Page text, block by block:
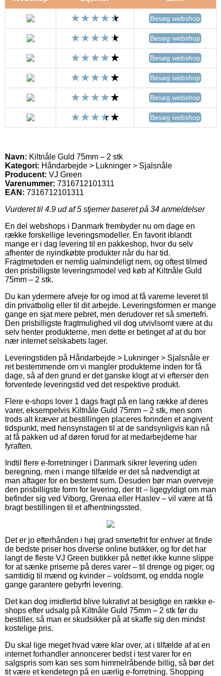
Besøg webshop
Besøg webshop
Besøg webshop
Besøg webshop
Besøg webshop
Besøg webshop
Navn: Kiltnåle Guld 75mm – 2 stk
Kategori: Håndarbejde > Lukninger > Sjalsnåle
Producent: VJ Green
Varenummer: 7316712101311
EAN: 7316712101311
Vurderet til 4.9 ud af 5 stjerner baseret på 34 anmeldelser
En del webshops i Danmark frembyder nu om dage en
række forskellige leveringsmodeller. En favorit iblandt
mange er i dag levering til en pakkeshop, hvor du selv
afhenter de nyindkøbte produkter når du har tid.
Fragtmetoden er nemlig ualmindeligt nem, og oftest tilmed
den prisbilligste leveringsmodel ved køb af Kiltnåle Guld
75mm – 2 stk.
Du kan ydermere afveje for og imod at få varerne leveret til
din privatbolig eller til dit arbejde. Leveringsformen er mange
gange en sjat mere pebret, men derudover ret så smertefri.
Den prisbilligste fragtmulighed vil dog utvivlsomt være at du
selv henter produkterne, men dette er betinget af at du bor
nær internet selskabets lager.
Leveringstiden på Håndarbejde > Lukninger > Sjalsnåle er
ret bestemmende om vi mangler produkterne inden for få
dage, så af den grund er det ganske klogt at vi efterser den
forventede leveringstid ved det respektive produkt.
Flere e-shops lover 1 dags fragt på en lang række af deres
varer, eksempelvis Kiltnåle Guld 75mm – 2 stk, men som
trods alt kræver at bestillingen placeres forinden et angivent
tidspunkt, med hensynstagen til at de sandsynligvis kan nå
at få pakken ud af døren forud for at medarbejderne har
fyraften.
Indtil flere e-forretninger i Danmark sikrer levering uden
beregning, men i mange tilfælde er det så nødvendigt at
man aftager for en bestemt sum. Desuden bør man overveje
den prisbilligste form for levering, der tit – ligegyldigt om man
befinder sig ved Viborg, Grenaa eller Haslev – vil være at få
bragt bestillingen til et afhentningssted.
Det er jo efterhånden i høj grad smertefrit for enhver at finde
de bedste priser hos diverse online butikker, og for det har
langt de fleste VJ Green butikker på nettet ikke kunne slippe
for at sænke priserne på deres varer – til drenge og piger, og
samtidig til mænd og kvinder – voldsomt, og endda nogle
gange garantere gebyrfri levering.
Det kan dog imidlertid blive lukrativt at besigtige en række e-
shops efter udsalg på Kiltnåle Guld 75mm – 2 stk før du
bestiller, så man er skudsikker på at skaffe sig den mindst
kostelige pris.
Du skal lige meget hvad være klar over, at i tilfælde af at en
internet forhandler annoncerer bedst i test varer for en
salgspris som kan ses som himmelråbende billig, så bør det
tit være et kendetegn på en uærlig e-forretning. Shopping